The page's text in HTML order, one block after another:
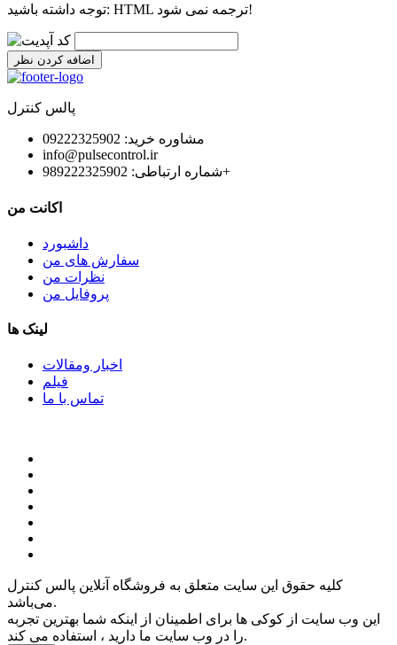
توجه داشته باشید: HTML ترجمه نمی شود!
اضافه کردن نظر
پالس کنترل
مشاوره خرید: 09222325902
info@pulsecontrol.ir
شماره ارتباطی: 989222325902+
اکانت من
داشبورد
سفارش های من
نظرات من
پروفایل من
لینک ها
اخبار ومقالات
فیلم
تماس با ما
کلیه حقوق این سایت متعلق به فروشگاه آنلاین پالس کنترل
می‌باشد.
این وب سایت از کوکی ها برای اطمینان از اینکه شما بهترین تجربه
را در وب سایت ما دارید ، استفاده می کند.